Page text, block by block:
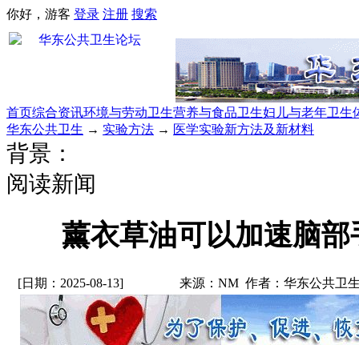
你好，游客 登录 注册 搜索
首页综合资讯环境与劳动卫生营养与食品卫生妇儿与老年卫生
华东公共卫生 → 实验方法 → 医学实验新方法及新材料
背景：
阅读新闻
薰衣草油可以加速脑
[日期：2025-08-13] 来源：NM 作者：华东公共卫